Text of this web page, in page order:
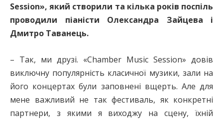
Session», який створили та кілька років поспіль
проводили піаністи Олександра Зайцева і
Дмитро Таванець.
– Так, ми друзі. «Chamber Music Session» довів
виключну популярність класичної музики, зали на
його концертах були заповнені вщерть. Але для
мене важливий не так фестиваль, як конкретні
партнери, з якими я виходжу на сцену, їхній